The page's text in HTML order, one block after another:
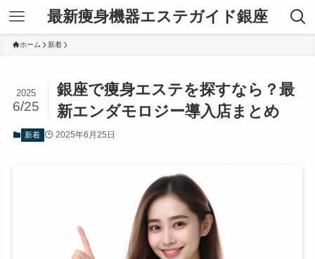
最新痩身機器エステガイド銀座
ホーム 新着
銀座で痩身エステを探すなら？最
新エンダモロジー導入店まとめ
2025
6/25
新着 2025年6月25日